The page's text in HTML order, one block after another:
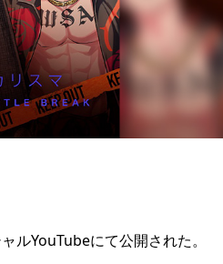
ルYouTubeにて公開された。